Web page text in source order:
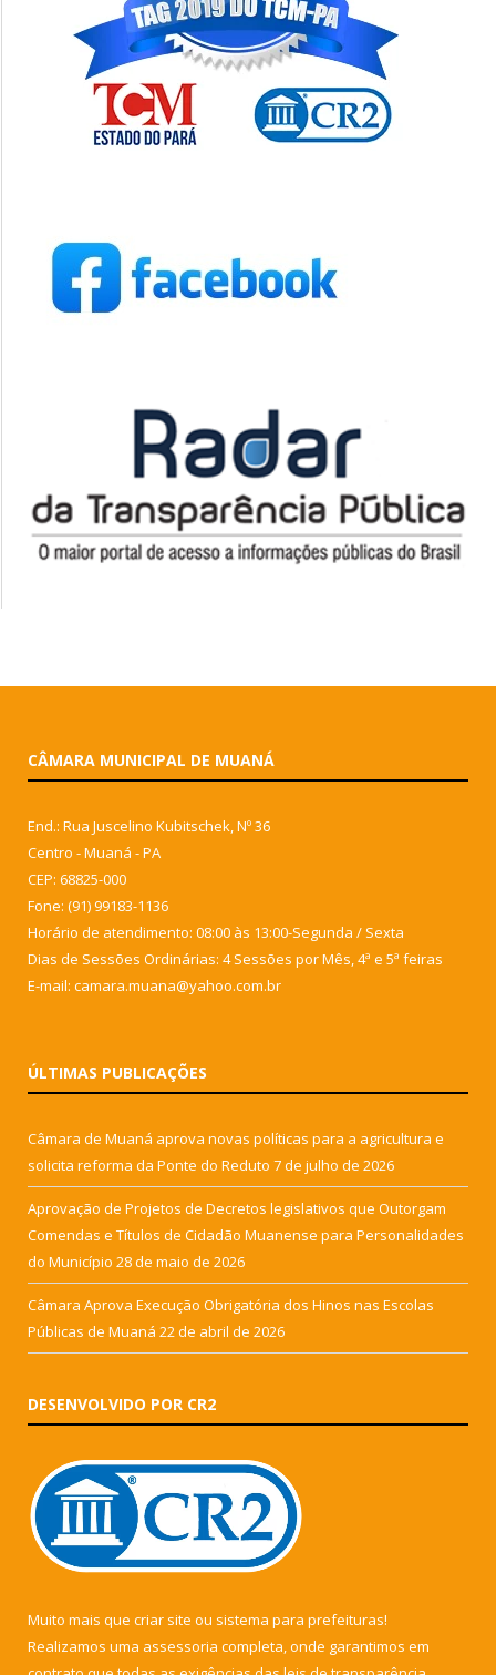
CÂMARA MUNICIPAL DE MUANÁ
End.: Rua Juscelino Kubitschek, Nº 36
Centro - Muaná - PA
CEP: 68825-000
Fone: (91) 99183-1136
Horário de atendimento: 08:00 às 13:00-Segunda / Sexta
Dias de Sessões Ordinárias: 4 Sessões por Mês, 4ª e 5ª feiras
E-mail: camara.muana@yahoo.com.br
ÚLTIMAS PUBLICAÇÕES
Câmara de Muaná aprova novas políticas para a agricultura e
solicita reforma da Ponte do Reduto 7 de julho de 2026
Aprovação de Projetos de Decretos legislativos que Outorgam
Comendas e Títulos de Cidadão Muanense para Personalidades
do Município 28 de maio de 2026
Câmara Aprova Execução Obrigatória dos Hinos nas Escolas
Públicas de Muaná 22 de abril de 2026
DESENVOLVIDO POR CR2
Muito mais que criar site ou sistema para prefeituras!
Realizamos uma assessoria completa, onde garantimos em